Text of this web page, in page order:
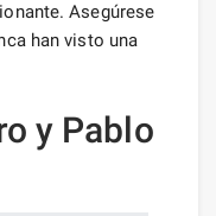
Asegúrese
han visto una
y Pablo